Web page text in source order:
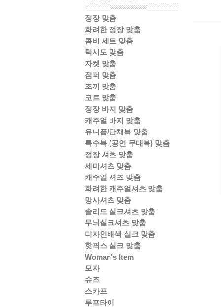
정장 맞춤
화려한 정장 맞춤
콤비 세트 맞춤
턱시도 맞춤
자켓 맞춤
점퍼 맞춤
조끼 맞춤
코트 맞춤
정장 바지 맞춤
캐주얼 바지 맞춤
유니폼/단체복 맞춤
특수복 (공연 무대복) 맞춤
정장 셔츠 맞춤
세미셔츠 맞춤
캐주얼 셔츠 맞춤
화려한 캐주얼셔츠 맞춤
망사셔츠 맞춤
솔리드 실크셔츠 맞춤
무늬실크셔츠 맞춤
디자인배색 실크 맞춤
핫픽스 실크 맞춤
Woman's Item
모자
슈즈
스카프
루프타이